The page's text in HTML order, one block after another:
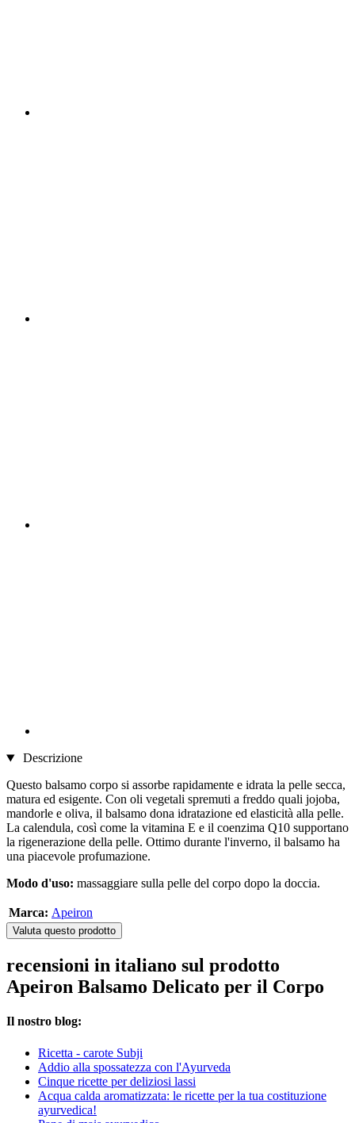
Descrizione
Questo balsamo corpo si assorbe rapidamente e idrata la pelle secca,
matura ed esigente. Con oli vegetali spremuti a freddo quali jojoba,
mandorle e oliva, il balsamo dona idratazione ed elasticità alla pelle.
La calendula, così come la vitamina E e il coenzima Q10 supportano
la rigenerazione della pelle. Ottimo durante l'inverno, il balsamo ha
una piacevole profumazione.
Modo d'uso: massaggiare sulla pelle del corpo dopo la doccia.
Marca: Apeiron
Valuta questo prodotto
recensioni in italiano sul prodotto
Apeiron Balsamo Delicato per il Corpo
Il nostro blog:
Ricetta - carote Subji
Addio alla spossatezza con l'Ayurveda
Cinque ricette per deliziosi lassi
Acqua calda aromatizzata: le ricette per la tua costituzione
ayurvedica!